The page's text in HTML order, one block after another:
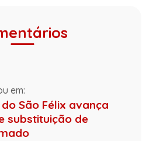
em:
São Félix avança
substituição de